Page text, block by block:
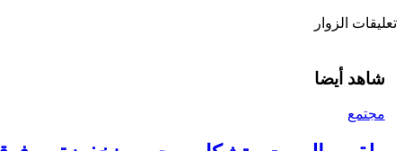
تعليقات الزوار
شاهد أيضا
مجتمع